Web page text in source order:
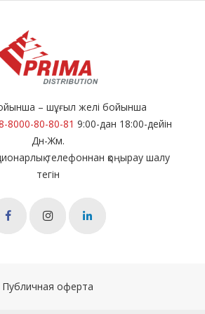
– шұғыл желі бойынша
8000-80-80-81 9:00-дан 18:00-дейін
Дн-Жм.
телефоннан қоңырау шалу
тегін
Публичная оферта